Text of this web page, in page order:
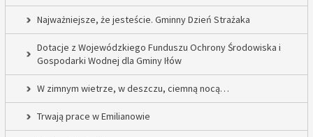
Najważniejsze, że jesteście. Gminny Dzień Strażaka
Dotacje z Wojewódzkiego Funduszu Ochrony Środowiska i
Gospodarki Wodnej dla Gminy Iłów
W zimnym wietrze, w deszczu, ciemną nocą…
Trwają prace w Emilianowie